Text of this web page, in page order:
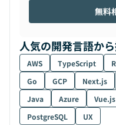
無料
人気の開発言語か
AWS TypeScript
Go
GCP Next.js
Java
Azure Vue.js
PostgreSQL
UX